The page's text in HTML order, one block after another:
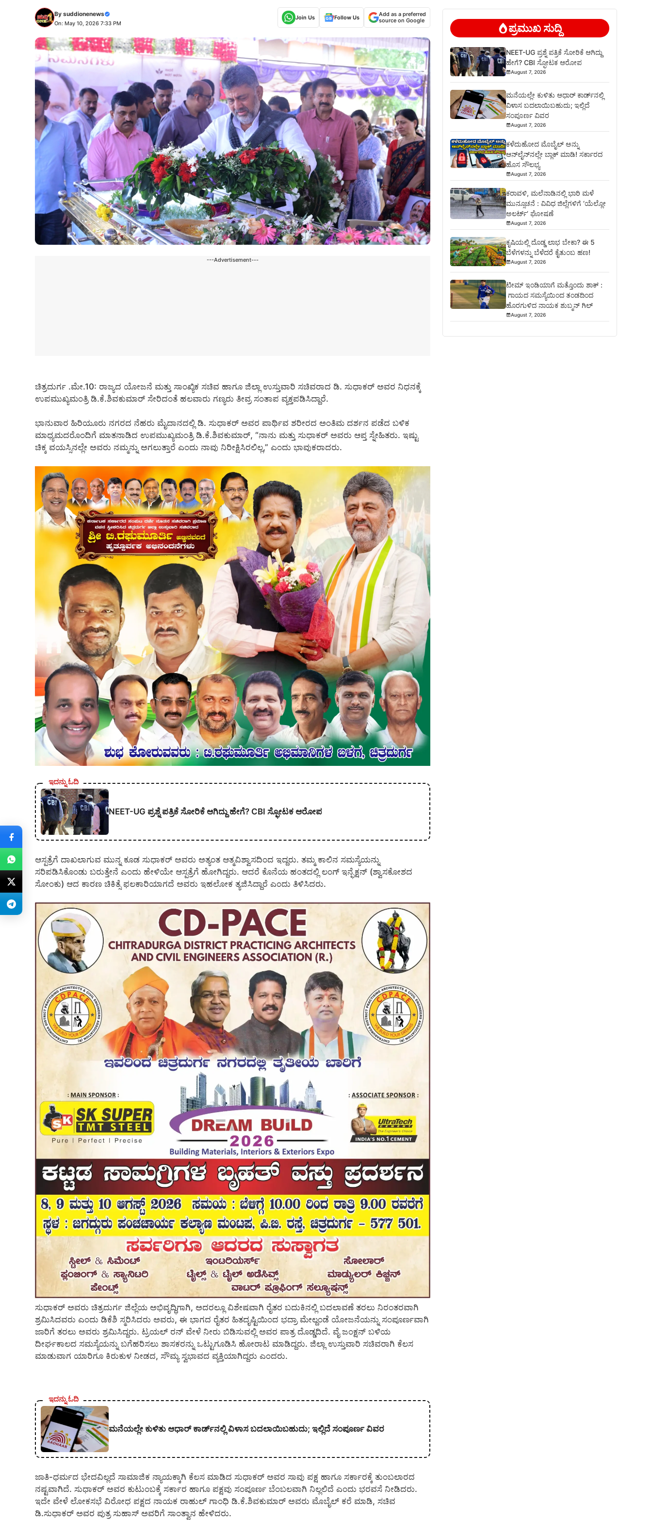
By suddionenews
On: May 10, 2026 7:33 PM
Join Us Follow Us
Add as a preferred
source on Google
---Advertisement---
ಚಿತ್ರದುರ್ಗ .ಮೇ.10: ರಾಜ್ಯದ ಯೋಜನೆ ಮತ್ತು ಸಾಂಖ್ಯಿಕ ಸಚಿವ ಹಾಗೂ ಜಿಲ್ಲಾ ಉಸ್ತುವಾರಿ ಸಚಿವರಾದ ಡಿ. ಸುಧಾಕರ್ ಅವರ ನಿಧನಕ್ಕೆ
ಉಪಮುಖ್ಯಮಂತ್ರಿ ಡಿ.ಕೆ.ಶಿವಕುಮಾರ್ ಸೇರಿದಂತೆ ಹಲವಾರು ಗಣ್ಯರು ತೀವ್ರ ಸಂತಾಪ ವ್ಯಕ್ತಪಡಿಸಿದ್ದಾರೆ.
ಭಾನುವಾರ ಹಿರಿಯೂರು ನಗರದ ನೆಹರು ಮೈದಾನದಲ್ಲಿ ಡಿ. ಸುಧಾಕರ್ ಅವರ ಪಾರ್ಥಿವ ಶರೀರದ ಅಂತಿಮ ದರ್ಶನ ಪಡೆದ ಬಳಿಕ
ಮಾಧ್ಯಮದರೊಂದಿಗೆ ಮಾತನಾಡಿದ ಉಪಮುಖ್ಯಮಂತ್ರಿ ಡಿ.ಕೆ.ಶಿವಕುಮಾರ್, “ನಾನು ಮತ್ತು ಸುಧಾಕರ್ ಅವರು ಆಪ್ತ ಸ್ನೇಹಿತರು. ಇಷ್ಟು
ಚಿಕ್ಕ ವಯಸ್ಸಿನಲ್ಲೇ ಅವರು ನಮ್ಮನ್ನು ಅಗಲುತ್ತಾರೆ ಎಂದು ನಾವು ನಿರೀಕ್ಷಿಸಿರಲಿಲ್ಲ,” ಎಂದು ಭಾವುಕರಾದರು.
ಇದನ್ನು ಓದಿ
NEET-UG ಪ್ರಶ್ನೆ ಪತ್ರಿಕೆ ಸೋರಿಕೆ ಆಗಿದ್ದು ಹೇಗೆ? CBI ಸ್ಫೋಟಕ ಆರೋಪ
ಆಸ್ಪತ್ರೆಗೆ ದಾಖಲಾಗುವ ಮುನ್ನ ಕೂಡ ಸುಧಾಕರ್ ಅವರು ಅತ್ಯಂತ ಆತ್ಮವಿಶ್ವಾಸದಿಂದ ಇದ್ದರು. ತಮ್ಮ ಕಾಲಿನ ಸಮಸ್ಯೆಯನ್ನು
ಸರಿಪಡಿಸಿಕೊಂಡು ಬರುತ್ತೇನೆ ಎಂದು ಹೇಳಿಯೇ ಆಸ್ಪತ್ರೆಗೆ ಹೋಗಿದ್ದರು. ಆದರೆ ಕೊನೆಯ ಹಂತದಲ್ಲಿ ಲಂಗ್ ಇನ್ಫೆಕ್ಷನ್ (ಶ್ವಾಸಕೋಶದ
ಸೋಂಕು) ಆದ ಕಾರಣ ಚಿಕಿತ್ಸೆ ಫಲಕಾರಿಯಾಗದೆ ಅವರು ಇಹಲೋಕ ತ್ಯಜಿಸಿದ್ದಾರೆ ಎಂದು ತಿಳಿಸಿದರು.
ಸುಧಾಕರ್ ಅವರು ಚಿತ್ರದುರ್ಗ ಜಿಲ್ಲೆಯ ಅಭಿವೃದ್ಧಿಗಾಗಿ, ಅದರಲ್ಲೂ ವಿಶೇಷವಾಗಿ ರೈತರ ಬದುಕಿನಲ್ಲಿ ಬದಲಾವಣೆ ತರಲು ನಿರಂತರವಾಗಿ
ಶ್ರಮಿಸಿದವರು ಎಂದು ಡಿಕೆಶಿ ಸ್ಮರಿಸಿದರು ಅವರು, ಈ ಭಾಗದ ರೈತರ ಹಿತದೃಷ್ಟಿಯಿಂದ ಭದ್ರಾ ಮೇಲ್ದಂಡೆ ಯೋಜನೆಯನ್ನು ಸಂಪೂರ್ಣವಾಗಿ
ಜಾರಿಗೆ ತರಲು ಅವರು ಶ್ರಮಿಸಿದ್ದರು. ಟ್ರಯಲ್ ರನ್ ವೇಳೆ ನೀರು ಬಿಡಿಸುವಲ್ಲಿ ಅವರ ಪಾತ್ರ ದೊಡ್ಡದಿದೆ. ವೈ ಜಂಕ್ಷನ್ ಬಳಿಯ
ದೀರ್ಘಕಾಲದ ಸಮಸ್ಯೆಯನ್ನು ಬಗೆಹರಿಸಲು ಶಾಸಕರನ್ನು ಒಟ್ಟುಗೂಡಿಸಿ ಹೋರಾಟ ಮಾಡಿದ್ದರು. ಜಿಲ್ಲಾ ಉಸ್ತುವಾರಿ ಸಚಿವರಾಗಿ ಕೆಲಸ
ಮಾಡುವಾಗ ಯಾರಿಗೂ ಕಿರುಕುಳ ನೀಡದ, ಸೌಮ್ಯ ಸ್ವಭಾವದ ವ್ಯಕ್ತಿಯಾಗಿದ್ದರು ಎಂದರು.
ಇದನ್ನು ಓದಿ
ಮನೆಯಲ್ಲೇ ಕುಳಿತು ಆಧಾರ್ ಕಾರ್ಡ್‌ನಲ್ಲಿ ವಿಳಾಸ ಬದಲಾಯಿಬಹುದು; ಇಲ್ಲಿದೆ ಸಂಪೂರ್ಣ ವಿವರ
ಜಾತಿ-ಧರ್ಮದ ಭೇದವಿಲ್ಲದೆ ಸಾಮಾಜಿಕ ನ್ಯಾಯಕ್ಕಾಗಿ ಕೆಲಸ ಮಾಡಿದ ಸುಧಾಕರ್ ಅವರ ಸಾವು ಪಕ್ಷ ಹಾಗೂ ಸರ್ಕಾರಕ್ಕೆ ತುಂಬಲಾರದ
ನಷ್ಟವಾಗಿದೆ. ಸುಧಾಕರ್ ಅವರ ಕುಟುಂಬಕ್ಕೆ ಸರ್ಕಾರ ಹಾಗೂ ಪಕ್ಷವು ಸಂಪೂರ್ಣ ಬೆಂಬಲವಾಗಿ ನಿಲ್ಲಲಿದೆ ಎಂದು ಭರವಸೆ ನೀಡಿದರು.
ಇದೇ ವೇಳೆ ಲೋಕಸಭೆ ವಿರೋಧ ಪಕ್ಷದ ನಾಯಕ ರಾಹುಲ್ ಗಾಂಧಿ ಡಿ.ಕೆ.ಶಿವಕುಮಾರ್ ಅವರು ಮೊಬೈಲ್ ಕರೆ ಮಾಡಿ, ಸಚಿವ
ಡಿ.ಸುಧಾಕರ್ ಅವರ ಪುತ್ರ ಸುಹಾಸ್ ಅವರಿಗೆ ಸಾಂತ್ವಾನ ಹೇಳಿದರು.
ಪ್ರಮುಖ ಸುದ್ದಿ
NEET-UG ಪ್ರಶ್ನೆ ಪತ್ರಿಕೆ ಸೋರಿಕೆ ಆಗಿದ್ದು
ಹೇಗೆ? CBI ಸ್ಫೋಟಕ ಆರೋಪ
August 7, 2026
ಮನೆಯಲ್ಲೇ ಕುಳಿತು ಆಧಾರ್ ಕಾರ್ಡ್‌ನಲ್ಲಿ
ವಿಳಾಸ ಬದಲಾಯಿಬಹುದು; ಇಲ್ಲಿದೆ
ಸಂಪೂರ್ಣ ವಿವರ
August 7, 2026
ಕಳೆದುಹೋದ ಮೊಬೈಲ್ ಅನ್ನು
ಆನ್‌ಲೈನ್‌ನಲ್ಲೇ ಬ್ಲಾಕ್ ಮಾಡಿ! ಸರ್ಕಾರದ
ಹೊಸ ಸೌಲಭ್ಯ
August 7, 2026
ಕರಾವಳಿ, ಮಲೆನಾಡಿನಲ್ಲಿ ಭಾರಿ ಮಳೆ
ಮುನ್ಸೂಚನೆ : ವಿವಿಧ ಜಿಲ್ಲೆಗಳಿಗೆ ‘ಯೆಲ್ಲೋ
ಅಲರ್ಟ್’ ಘೋಷಣೆ
August 7, 2026
ಕೃಷಿಯಲ್ಲಿ ದೊಡ್ಡ ಲಾಭ ಬೇಕಾ? ಈ 5
ಬೆಳೆಗಳನ್ನು ಬೆಳೆದರೆ ಕೈತುಂಬ ಹಣ!
August 7, 2026
ಟೀಮ್ ಇಂಡಿಯಾಗೆ ಮತ್ತೊಂದು ಶಾಕ್ :
ಗಾಯದ ಸಮಸ್ಯೆಯಿಂದ ತಂಡದಿಂದ
ಹೊರಗುಳಿದ ನಾಯಕ ಶುಬ್ಮನ್ ಗಿಲ್
August 7, 2026